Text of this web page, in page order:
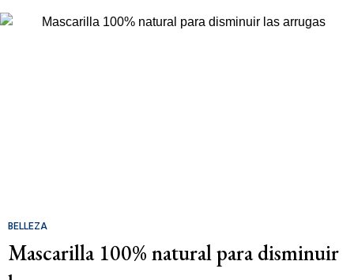
BELLEZA
Mascarilla 100% natural para disminuir